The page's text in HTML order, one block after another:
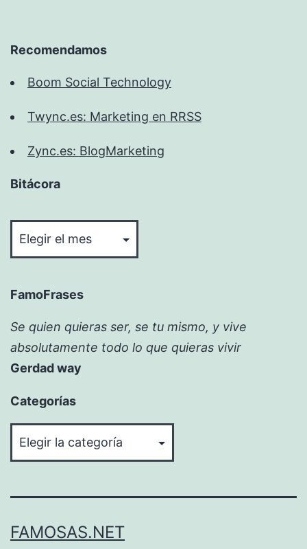
Recomendamos
Boom Social Technology
Twync.es: Marketing en RRSS
Zync.es: BlogMarketing
Bitácora
FamoFrases
Se quien quieras ser, se tu mismo, y vive
absolutamente todo lo que quieras vivir
Gerdad way
Categorías
FAMOSAS.NET